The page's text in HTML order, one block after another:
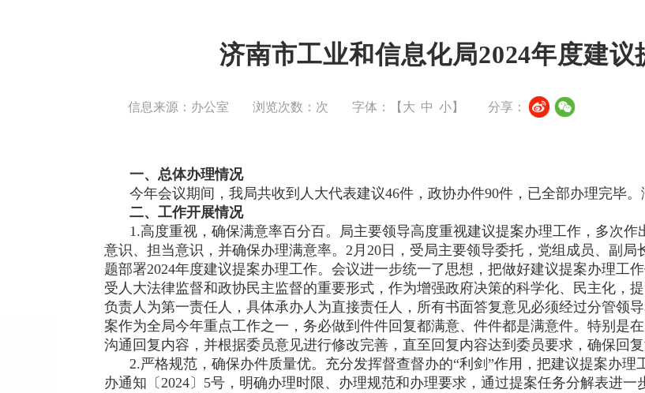
济南市工业和信息化局2024年度建
信息来源：办公室 浏览次数： 次 字体：【 大 中 小】 分享：
一、总体办理情况
今年会议期间，我局共收到人大代表建议46件，政协办件90件，已全部办理完毕。
二、工作开展情况
1.高度重视，确保满意率百分百。局主要领导高度重视建议提案办理工作，多次
意识、担当意识，并确保办理满意率。2月20日，受局主要领导委托，党组成员、副
题部署2024年度建议提案办理工作。会议进一步统一了思想，把做好建议提案办理工
受人大法律监督和政协民主监督的重要形式，作为增强政府决策的科学化、民主化，
负责人为第一责任人，具体承办人为直接责任人，所有书面答复意见必须经过分管领
案作为全局今年重点工作之一，务必做到件件回复都满意、件件都是满意件。特别是
沟通回复内容，并根据委员意见进行修改完善，直至回复内容达到委员要求，确保回复
2.严格规范，确保办件质量优。充分发挥督查督办的“利剑”作用，把建议提案办
办通知〔2024〕5号，明确办理时限、办理规范和办理要求，通过提案任务分解表进